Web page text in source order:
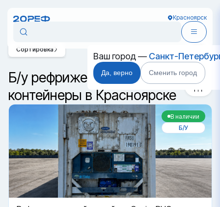
Красноярск
Ваш город — Санкт-
Да, верно Сменить город
Б/у рефрижераторные
контейнеры в Красноярске
Сортировка
В наличии
Б/У